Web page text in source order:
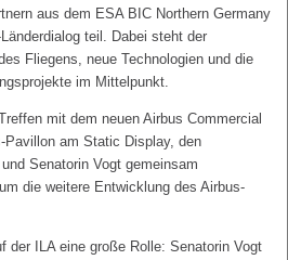
aus dem ESA BIC Northern Germany
teil. Dabei steht der
Fliegens, neue Technologien und die
im Mittelpunkt.
mit dem neuen Airbus Commercial
Pavillon am Static Display, den
Senatorin Vogt gemeinsam
die weitere Entwicklung des Airbus-
der ILA eine große Rolle: Senatorin Vogt